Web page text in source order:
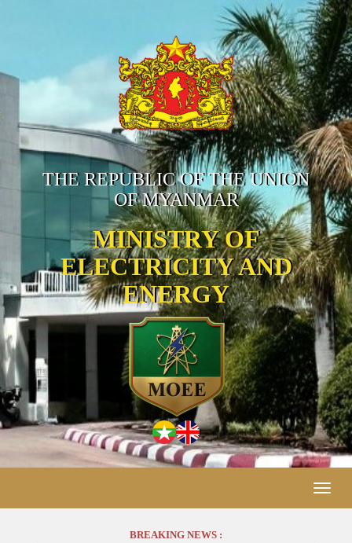
THE REPUBLIC OF THE UNION
OF MYANMAR
MINISTRY OF
ELECTRICITY AND
ENERGY
Toggle
BREAKING NEWS :